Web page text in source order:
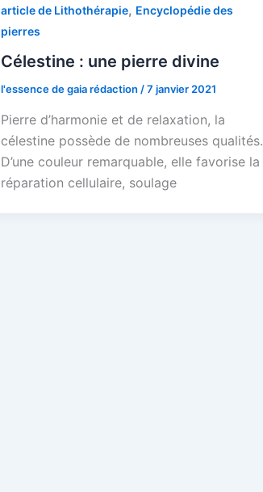
article de Lithothérapie, Encyclopédie des
pierres
Célestine : une pierre divine
l'essence de gaia rédaction /7 janvier 2021
Pierre d’harmonie et de relaxation, la
célestine possède de nombreuses qualités.
D’une couleur remarquable, elle favorise la
réparation cellulaire, soulage